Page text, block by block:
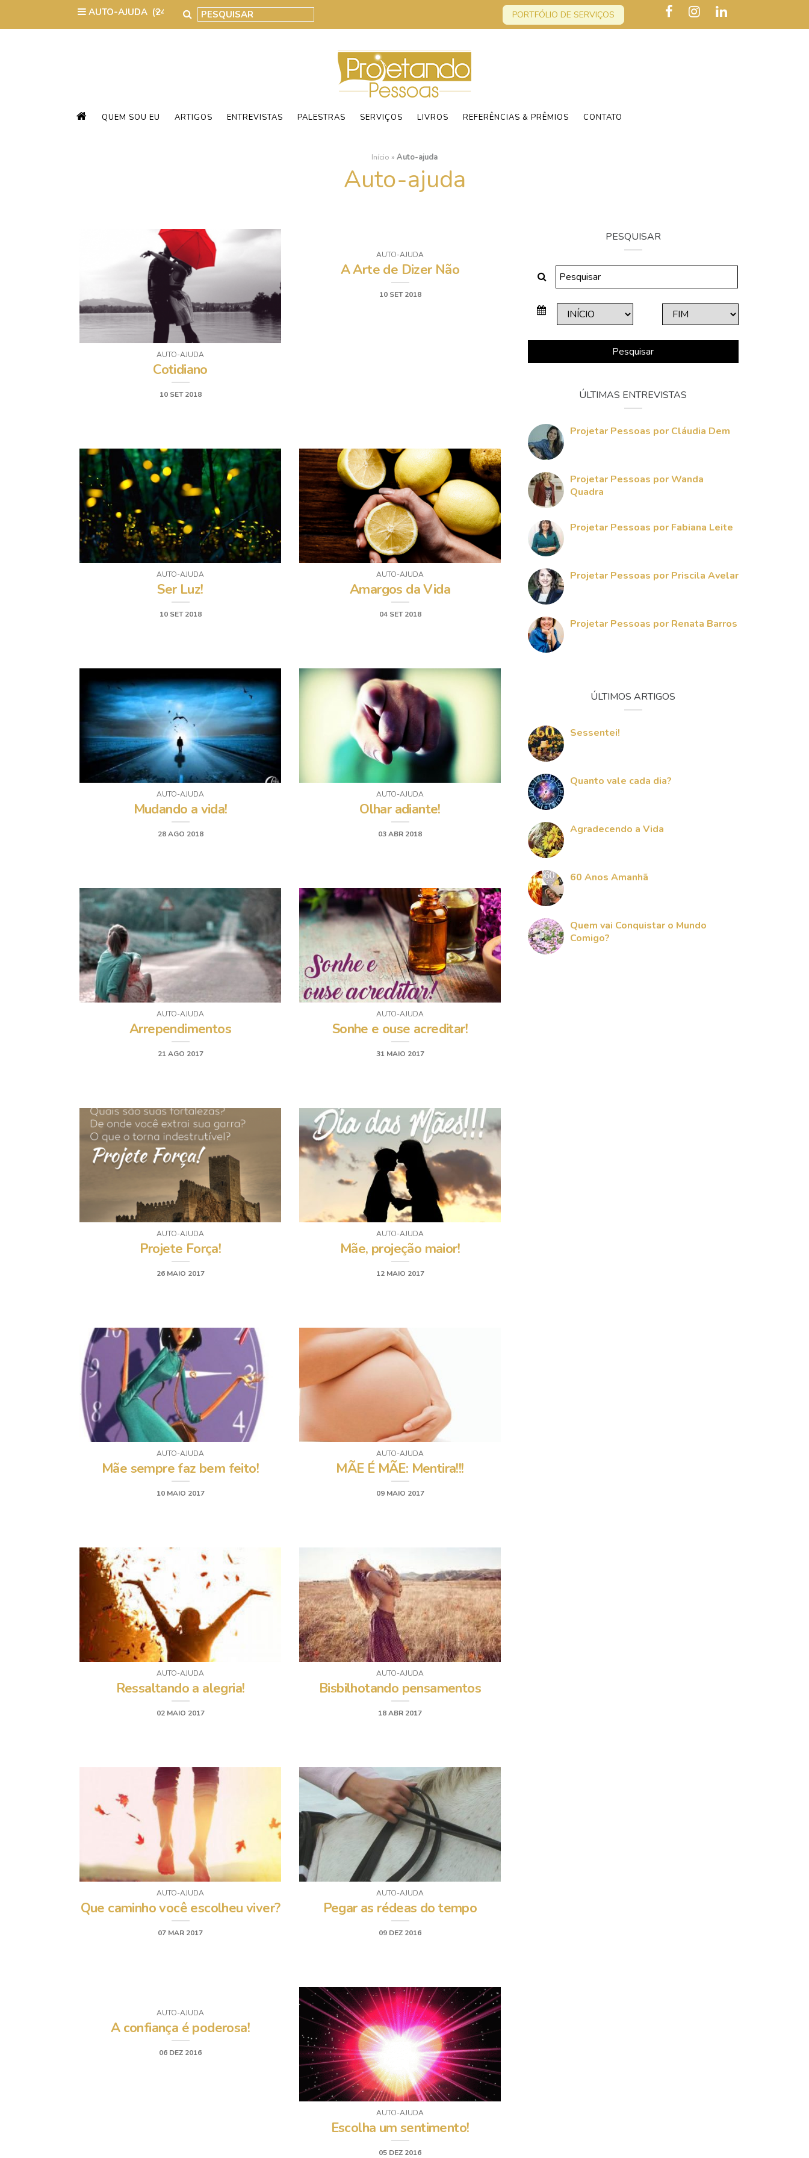
PORTFÓLIO DE SERVIÇOS
QUEM SOU EU ARTIGOS ENTREVISTAS PALESTRAS SERVIÇOS LIVROS REFERÊNCIAS & PRÊMIOS CONTATO
Início » Auto-ajuda
Auto-ajuda
AUTO-AJUDA
Cotidiano
10 SET 2018
AUTO-AJUDA
A Arte de Dizer Não
10 SET 2018
AUTO-AJUDA
Ser Luz!
10 SET 2018
AUTO-AJUDA
Amargos da Vida
04 SET 2018
AUTO-AJUDA
Mudando a vida!
28 AGO 2018
AUTO-AJUDA
Olhar adiante!
03 ABR 2018
AUTO-AJUDA
Arrependimentos
21 AGO 2017
AUTO-AJUDA
Sonhe e ouse acreditar!
31 MAIO 2017
AUTO-AJUDA
Projete Força!
26 MAIO 2017
AUTO-AJUDA
Mãe, projeção maior!
12 MAIO 2017
AUTO-AJUDA
Mãe sempre faz bem feito!
10 MAIO 2017
AUTO-AJUDA
MÃE É MÃE: Mentira!!!
09 MAIO 2017
AUTO-AJUDA
Ressaltando a alegria!
02 MAIO 2017
AUTO-AJUDA
Bisbilhotando pensamentos
18 ABR 2017
AUTO-AJUDA
Que caminho você escolheu viver?
07 MAR 2017
AUTO-AJUDA
Pegar as rédeas do tempo
09 DEZ 2016
AUTO-AJUDA
A confiança é poderosa!
06 DEZ 2016
AUTO-AJUDA
Escolha um sentimento!
05 DEZ 2016
PESQUISAR
Pesquisar
ÚLTIMAS ENTREVISTAS
Projetar Pessoas por Cláudia Dem
Projetar Pessoas por Wanda
Quadra
Projetar Pessoas por Fabiana Leite
Projetar Pessoas por Priscila Avelar
Projetar Pessoas por Renata Barros
ÚLTIMOS ARTIGOS
Sessentei!
Quanto vale cada dia?
Agradecendo a Vida
60 Anos Amanhã
Quem vai Conquistar o Mundo
Comigo?